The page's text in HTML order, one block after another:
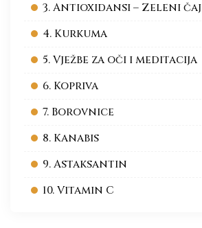
3. Antioxidansi – Zeleni čaj
4. Kurkuma
5. Vježbe za oči i meditacija
6. Kopriva
7. Borovnice
8. Kanabis
9. Astaksantin
10. Vitamin C